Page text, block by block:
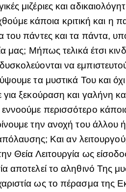
μιζέριες και
κάποια κριτική και
του πάντες και τα πάντα,
μας; Μήπως τελικά έτσι
να
τα μυστικά Του και
ξεκούραση και γαλήνη
περισσότερο
την ανοχή του άλλου
Και αν
Λειτουργία ως
το αληθινό Της
ως το πέρασμα της